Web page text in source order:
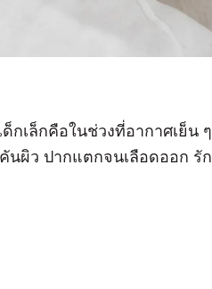
เล็กคือในช่วงที่อากาศเย็น ๆ
นผิว ปากแตกจนเลือดออก รัก